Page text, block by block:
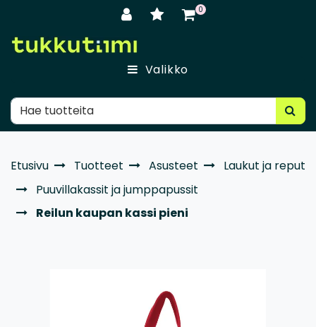
0
Valikko
Etusivu Tuotteet Asusteet
Laukut ja reput
Puuvillakassit ja jumppapussit
Reilun kaupan kassi pieni